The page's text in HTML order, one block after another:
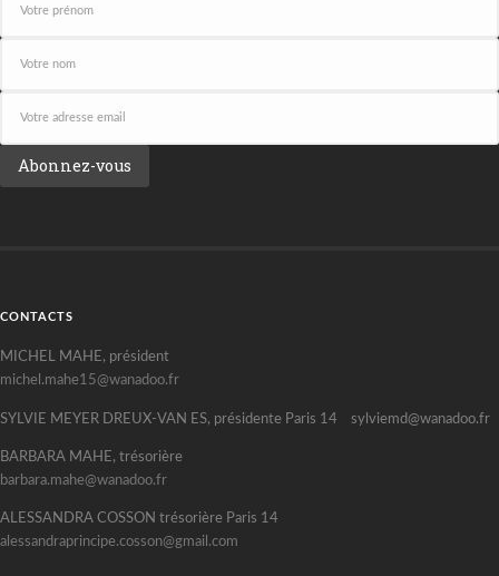
CONTACTS
MICHEL MAHE, président
michel.mahe15@wanadoo.fr
SYLVIE MEYER DREUX-VAN ES, présidente Paris 14 sylviemd@wanadoo.fr
BARBARA MAHE, trésorière
barbara.mahe@wanadoo.fr
ALESSANDRA COSSON trésorière Paris 14
alessandraprincipe.cosson@gmail.com